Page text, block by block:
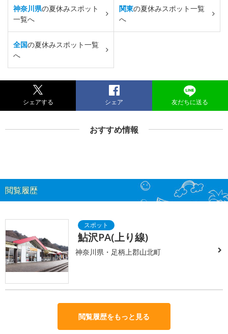
神奈川県の夏休みスポット
一覧へ
関東の夏休みスポット一覧
へ
全国の夏休みスポット一覧
へ
シェアする シェア 友だちに送る
おすすめ情報
閲覧履歴
鮎沢PA(上り線)
神奈川県・足柄上郡山北町
閲覧履歴をもっと見る